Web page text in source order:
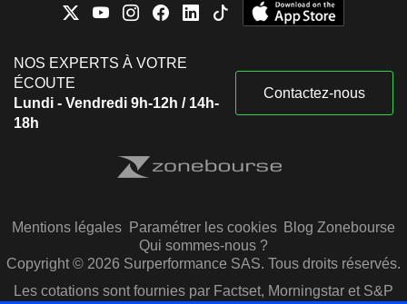
NOS EXPERTS À VOTRE
ÉCOUTE
Lundi - Vendredi 9h-12h / 14h-
18h
Contactez-nous
Mentions légales Paramétrer les cookies Blog Zonebourse
Qui sommes-nous ?
Copyright © 2026 Surperformance SAS. Tous droits réservés.
Les cotations sont fournies par Factset, Morningstar et S&P